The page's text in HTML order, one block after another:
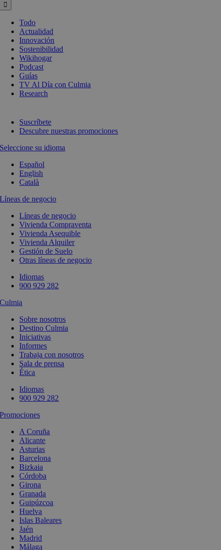
Todo
Actualidad
Innovación
Sostenibilidad
Wikihogar
Podcast
Guías
TV Al Día con Culmia
Research
Suscríbete
Descubre nuestras promociones
Seleccione su idioma
Español
English
Català
Líneas de negocio
Líneas de negocio
Vivienda Compraventa
Vivienda Asequible
Vivienda Alquiler
Gestión de Suelo
Otras líneas de negocio
Idiomas
900 929 282
Culmia
Sobre nosotros
Destino Culmia
Iniciativas
Informes
Trabaja con nosotros
Sala de prensa
Ética
Idiomas
900 929 282
Promociones
A Coruña
Alicante
Asturias
Barcelona
Bizkaia
Córdoba
Girona
Granada
Guipúzcoa
Huelva
Islas Baleares
Jaén
Madrid
Málaga